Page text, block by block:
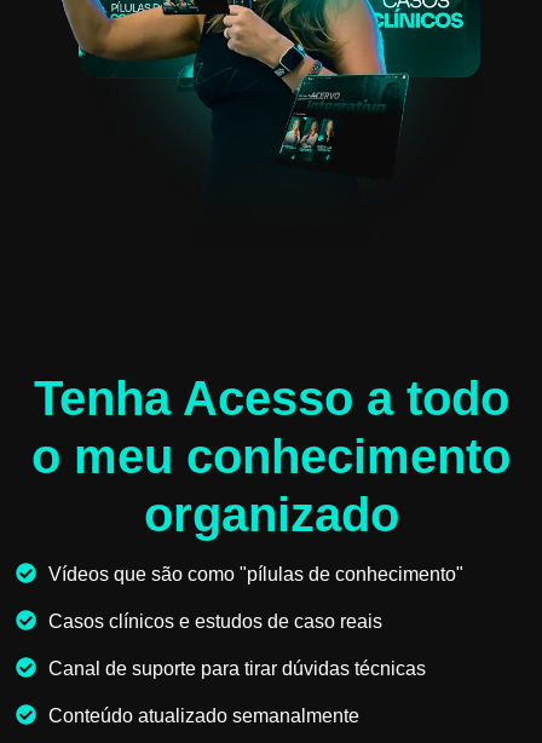
Tenha Acesso a todo
o meu conhecimento
organizado
Vídeos que são como "pílulas de conhecimento"
Casos clínicos e estudos de caso reais
Canal de suporte para tirar dúvidas técnicas
Conteúdo atualizado semanalmente